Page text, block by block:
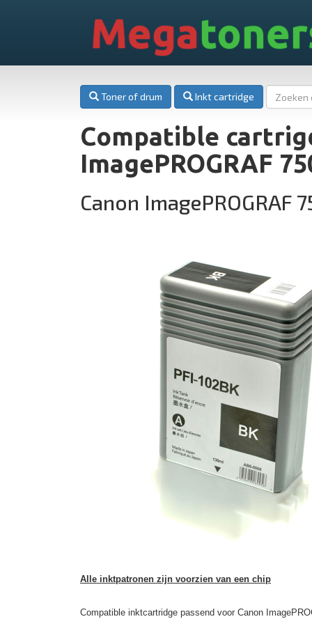
Mega
Toner of drum Inkt cartridge
Compatible
ImagePROGRAF
Canon ImagePROGRAF
Alle inktpatronen zijn voorzien van een chip
Compatible inktcartridge passend voor Canon